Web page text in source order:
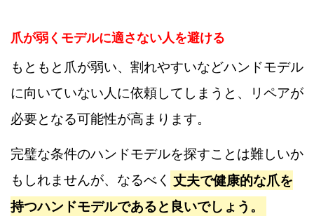
爪が弱くモデルに適さない人を避ける
もともと爪が弱い、割れやすいなどハンドモデル
に向いていない人に依頼してしまうと、リペアが
必要となる可能性が高まります。
完璧な条件のハンドモデルを探すことは難しいか
もしれませんが、なるべく 丈夫で健康的な爪を
持つハンドモデルであると良いでしょう。